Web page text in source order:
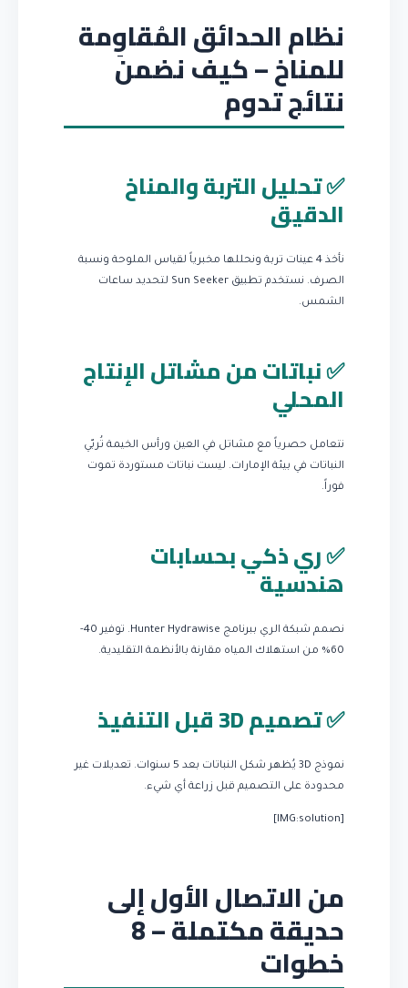
نظام الحدائق المُقاوِمة
للمناخ – كيف نضمن
نتائج تدوم
✅ تحليل التربة والمناخ
الدقيق
نأخذ 4 عينات تربة ونحللها مخبرياً لقياس الملوحة ونسبة
الصرف. نستخدم تطبيق Sun Seeker لتحديد ساعات
الشمس.
✅ نباتات من مشاتل الإنتاج
المحلي
نتعامل حصرياً مع مشاتل في العين ورأس الخيمة تُربّي
النباتات في بيئة الإمارات. ليست نباتات مستوردة تموت
فوراً.
✅ ري ذكي بحسابات
هندسية
نصمم شبكة الري ببرنامج Hunter Hydrawise. توفير 40-
60% من استهلاك المياه مقارنة بالأنظمة التقليدية.
✅ تصميم 3D قبل التنفيذ
نموذج 3D يُظهر شكل النباتات بعد 5 سنوات. تعديلات غير
محدودة على التصميم قبل زراعة أي شيء.
من الاتصال الأول إلى
حديقة مكتملة – 8
خطوات